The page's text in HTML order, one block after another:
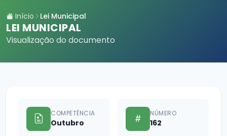
Início Lei Municipal
LEI MUNICIPAL
Visualização do documento
COMPETÊNCIA
Outubro
NÚMERO
162